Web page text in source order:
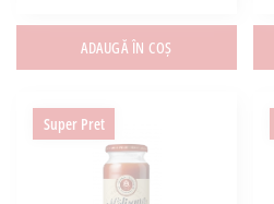
ADAUGĂ ÎN COȘ
Super Pret